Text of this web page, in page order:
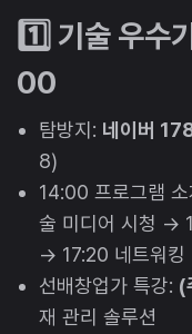
1️⃣ 기술 우
00
탐방지: 네이버
8)
14:00 프로그램
술 미디어 시청 →
→ 17:20 네트워킹
선배창업가 특강: (
재 관리 솔루션